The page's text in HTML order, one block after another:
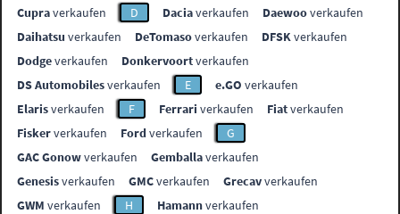
Cupraverkaufen D Daciaverkaufen Daewooverkaufen
Daihatsu verkaufen DeTomasoverkaufen DFSKverkaufen
Dodgeverkaufen Donkervoortverkaufen
DS Automobilesverkaufen E e.GO verkaufen
Elarisverkaufen F Ferrari verkaufen Fiatverkaufen
Fiskerverkaufen Fordverkaufen
G
GAC Gonowverkaufen Gemballaverkaufen
Genesisverkaufen GMCverkaufen Grecavverkaufen
GWM verkaufen H Hamannverkaufen